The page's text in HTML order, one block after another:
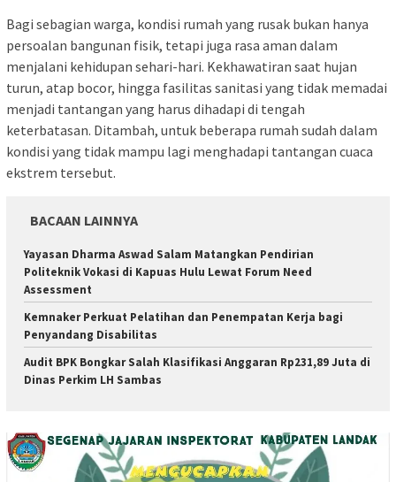
Bagi sebagian warga, kondisi rumah yang rusak bukan hanya
persoalan bangunan fisik, tetapi juga rasa aman dalam
menjalani kehidupan sehari-hari. Kekhawatiran saat hujan
turun, atap bocor, hingga fasilitas sanitasi yang tidak memadai
menjadi tantangan yang harus dihadapi di tengah
keterbatasan. Ditambah, untuk beberapa rumah sudah dalam
kondisi yang tidak mampu lagi menghadapi tantangan cuaca
ekstrem tersebut.
BACAAN LAINNYA
Yayasan Dharma Aswad Salam Matangkan Pendirian
Politeknik Vokasi di Kapuas Hulu Lewat Forum Need
Assessment
Kemnaker Perkuat Pelatihan dan Penempatan Kerja bagi
Penyandang Disabilitas
Audit BPK Bongkar Salah Klasifikasi Anggaran Rp231,89 Juta di
Dinas Perkim LH Sambas